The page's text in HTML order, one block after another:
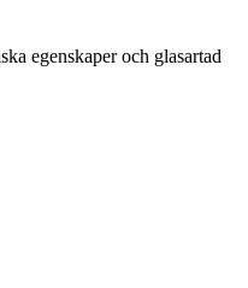
egenskaper och glasartad